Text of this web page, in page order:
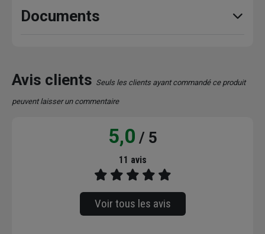
Documents
Avis clients Seuls les clients ayant commandé ce produit
peuvent laisser un commentaire
5,0 / 5
11 avis
Voir tous les avis